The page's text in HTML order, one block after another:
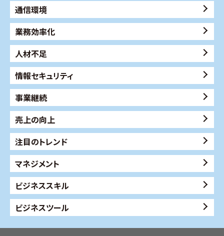
通信環境
業務効率化
人材不足
情報セキュリティ
事業継続
売上の向上
注目のトレンド
マネジメント
ビジネススキル
ビジネスツール